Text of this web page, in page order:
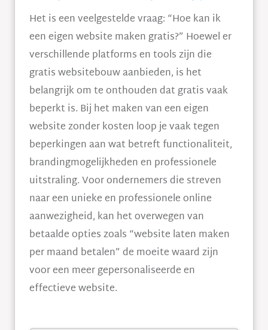
Het is een veelgestelde vraag: “Hoe kan ik
een eigen website maken gratis?” Hoewel er
verschillende platforms en tools zijn die
gratis websitebouw aanbieden, is het
belangrijk om te onthouden dat gratis vaak
beperkt is. Bij het maken van een eigen
website zonder kosten loop je vaak tegen
beperkingen aan wat betreft functionaliteit,
brandingmogelijkheden en professionele
uitstraling. Voor ondernemers die streven
naar een unieke en professionele online
aanwezigheid, kan het overwegen van
betaalde opties zoals “website laten maken
per maand betalen” de moeite waard zijn
voor een meer gepersonaliseerde en
effectieve website.